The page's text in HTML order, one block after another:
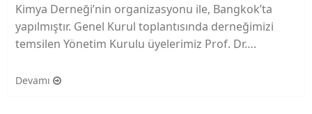
Kimya Derneği’nin organizasyonu ile, Bangkok’ta
yapılmıştır. Genel Kurul toplantısında derneğimizi
temsilen Yönetim Kurulu üyelerimiz Prof. Dr….
Devamı